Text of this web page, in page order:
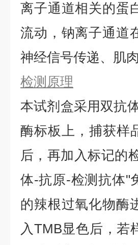
离子通道相关的蛋
流动，钠离子通道
神经信号传递、肌
检测原理
本试剂盒采用双抗
酶标板上，捕获样
后，再加入标记的
体-抗原-检测抗体"
的辣根过氧化物酶
入TMB显色后，若